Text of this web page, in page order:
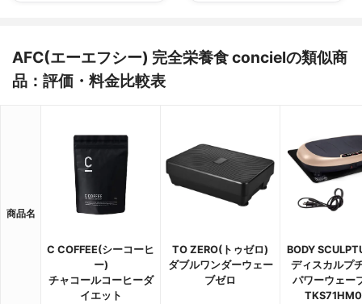
AFC(エーエフシー) 完全栄養食 concielの類似商
品：評価・料金比較表
商品名
C COFFEE(シーコーヒ
ー)
チャコールコーヒーダ
イエット
TO ZERO(トゥゼロ)
ダブルワンダーウェー
ブゼロ
BODY
ディスカルプ
パワーウェー